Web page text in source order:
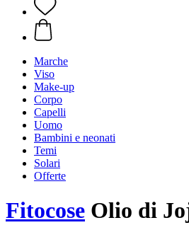
Marche
Viso
Make-up
Corpo
Capelli
Uomo
Bambini e neonati
Temi
Solari
Offerte
Fitocose Olio di